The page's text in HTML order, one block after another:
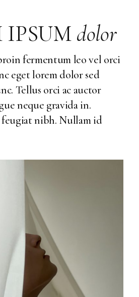
IPSUM dolor
fermentum leo vel orci
eget lorem dolor sed
Tellus orci ac auctor
neque gravida in.
feugiat nibh. Nullam id